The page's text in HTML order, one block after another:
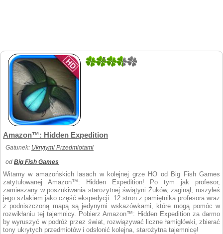
5
Amazon™: Hidden Expedition
Gatunek: Ukrytymi Przedmiotami
od Big Fish Games
Witamy w amazońskich lasach w kolejnej grze HO od Big Fish Games
zatytułowanej Amazon™: Hidden Expedition! Po tym jak profesor,
zamieszany w poszukiwania starożytnej świątyni Żuków, zaginął, ruszyłeś
jego szlakiem jako część ekspedycji. 12 stron z pamiętnika profesora wraz
z podniszczoną mapą są jedynymi wskazówkami, które mogą pomóc w
rozwikłaniu tej tajemnicy. Pobierz Amazon™: Hidden Expedition za darmo
by wyruszyć w podróż przez świat, rozwiązywać liczne łamigłówki, zbierać
tony ukrytych przedmiotów i odsłonić kolejna, starożytna tajemnicę!